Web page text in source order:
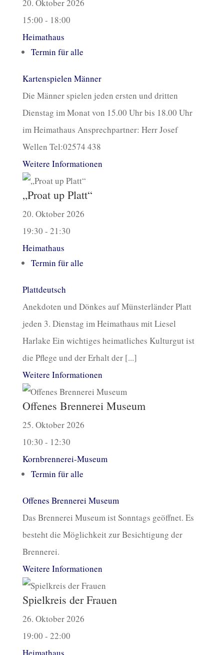
20. Oktober 2026
15:00 - 18:00
Heimathaus
Termin für alle
Kartenspielen Männer
Die Männer spielen jeden ersten und dritten
Dienstag im Monat von 15.00 Uhr bis 18.00 Uhr
im Heimathaus Ansprechpartner: Herr Josef
Wellen Tel:02574 438
Weitere Informationen
„Proat up Platt“
20. Oktober 2026
19:30 - 21:30
Heimathaus
Termin für alle
Plattdeutsch
Anekdoten und Dönkes auf Münsterländer Platt
jeden 3. Dienstag im Heimathaus mit Liesel
Harlake Ein wichtiges heimatliches Kulturgut ist
die Pflege und der Erhalt der [...]
Weitere Informationen
Offenes Brennerei Museum
25. Oktober 2026
10:30 - 12:30
Kornbrennerei-Museum
Termin für alle
Offenes Brennerei Museum
Das Brennerei Museum ist Sonntags geöffnet. Es
besteht die Möglichkeit zur Besichtigung der
Brennerei.
Weitere Informationen
Spielkreis der Frauen
26. Oktober 2026
19:00 - 22:00
Heimathaus